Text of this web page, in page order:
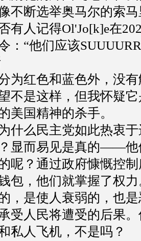
不断选举奥马尔的索
有人记得Ol'Jo[k]e在
： “他们应该
为红色和蓝色外，没
不是这样，但我怀疑
美国精神的杀手。
什么民主党如此热衷
显而易见是真的——
呢？通过政府慷慨控
包，他们就掌握了权
，是使人衰弱的，也
受人民将遭受的后果
私人飞机，不是吗？